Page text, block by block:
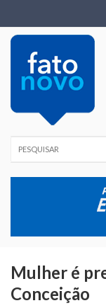
Mulher é
Conceição